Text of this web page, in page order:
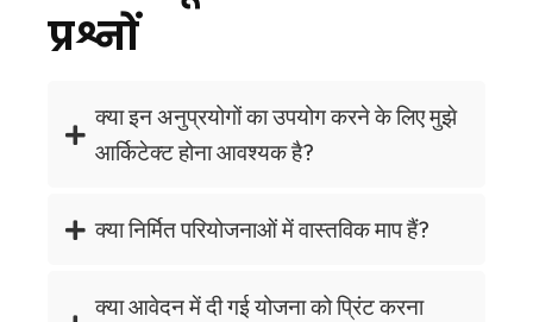
प्रश्नों
क्या इन अनुप्रयोगों का उपयोग करने के लिए मुझे
आर्किटेक्ट होना आवश्यक है?
क्या निर्मित परियोजनाओं में वास्तविक माप हैं?
क्या आवेदन में दी गई योजना को प्रिंट करना